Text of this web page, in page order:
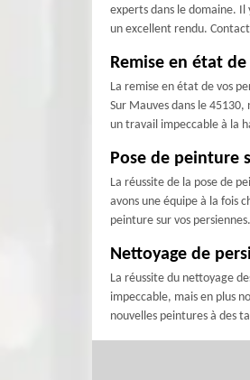
experts dans le domaine. Il
un excellent rendu.
Remise en état
La remise en état de vos
Sur Mauves dans le
un travail impeccable à la
Pose de peinture
La réussite de la pose de
avons une équipe à la fois
peinture sur vos
Nettoyage de
La réussite du nettoyage
impeccable, mais en plus
nouvelles peintures à des